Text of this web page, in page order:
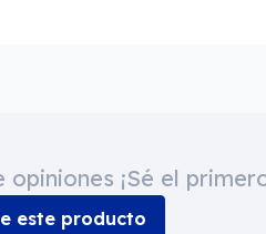
¡Sé el
este producto